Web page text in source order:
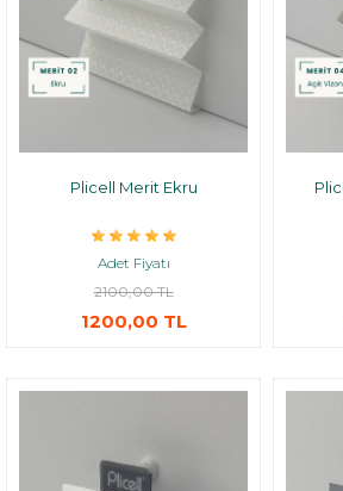
Plicell Merit Ekru
Adet Fiyatı
2100,00 TL
1200,00 TL